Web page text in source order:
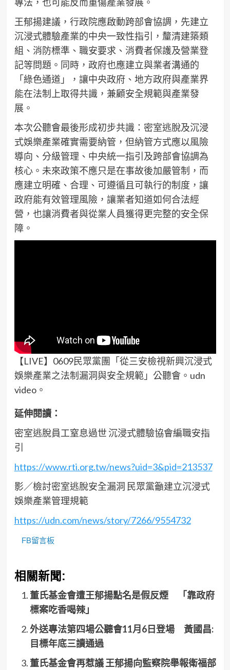
王郁揚建議，行政院應啟動跨部會協調，先建立
沉浸式體驗產業的中央一致性指引，釐清建築類
組、消防標準、職安要求、消費者保護及營業登
記等問題。同時，政府也應建立與業者溝通的
「綠色通道」，讓中央政府、地方政府與產業界
能在法制上取得共識，兼顧安全規範與產業發
展。
本次公聽會最後形成初步共識：密室逃脫及沉浸
式娛樂產業確實需要納管，但納管方式應以風險
導向、分級管理、中央統一指引及跨部會協調為
核心。未來政策不應只是在事故後加嚴管制，而
應建立明確、合理、可遵循且可執行的制度，讓
政府能有效管理風險，讓業者知道如何合法經
營，也讓消費者與從業人員獲得更完整的安全保
障。
【LIVE】0609民眾黨團「從三安檢視新興沉浸式
娛樂產業之法制漏洞與安全規範」公聽會。udn
video。
延伸閱讀：
密室逃脫員工窒息過世 沉浸式體驗協會編職安指
引
https://www.rti.org.tw/news?uid=3&pid=213537
影／檢討密室逃脫安全漏洞 民眾黨籲建立沉浸式
娛樂產業管理規範
https://udn.com/news/story/7266/9554732
FB留言板
相關新聞:
董氏基金會遭王郁揚點名是假反煙 「靠政府
標案吃香喝辣」
外送專法第四場公聽會11月6日登場 黃國昌:
目標年底三讀通過
董氏基金會再惹議 王郁揚向監察院舉報衛福部